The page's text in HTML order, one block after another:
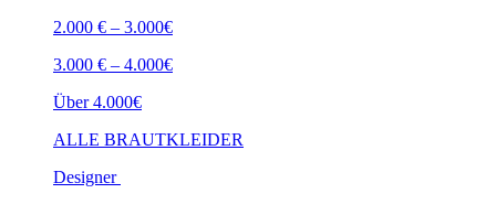
2.000 € – 3.000€
3.000 € – 4.000€
Über 4.000€
ALLE BRAUTKLEIDER
Designer